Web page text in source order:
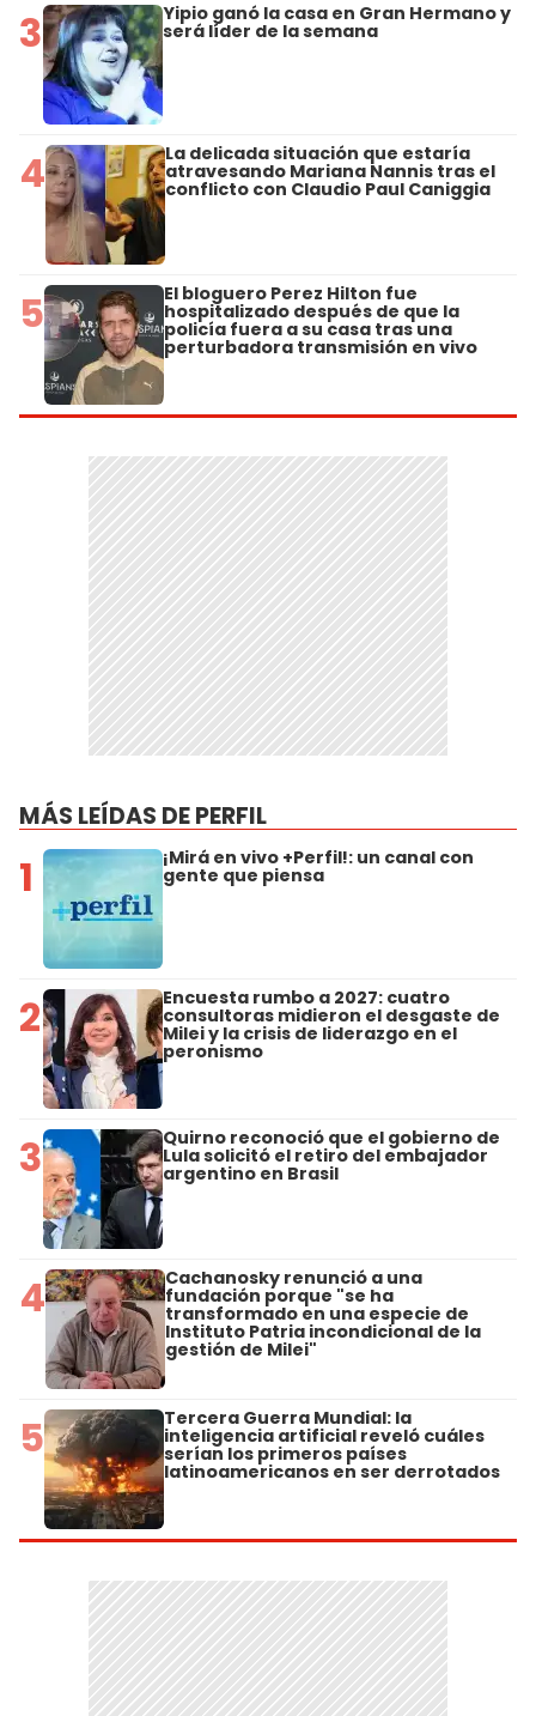
3 Yipio ganó la casa en Gran Hermano y
será líder de la semana
4 La delicada situación que estaría
atravesando Mariana Nannis tras el
conflicto con Claudio Paul Caniggia
5 El bloguero Perez Hilton fue
hospitalizado después de que la
policía fuera a su casa tras una
perturbadora transmisión en vivo
MÁS LEÍDAS DE PERFIL
1 ¡Mirá en vivo +Perfil!: un canal con
gente que piensa
2 Encuesta rumbo a 2027: cuatro
consultoras midieron el desgaste de
Milei y la crisis de liderazgo en el
peronismo
3 Quirno reconoció que el gobierno de
Lula solicitó el retiro del embajador
argentino en Brasil
4 Cachanosky renunció a una
fundación porque "se ha
transformado en una especie de
Instituto Patria incondicional de la
gestión de Milei"
5 Tercera Guerra Mundial: la
inteligencia artificial reveló cuáles
serían los primeros países
latinoamericanos en ser derrotados